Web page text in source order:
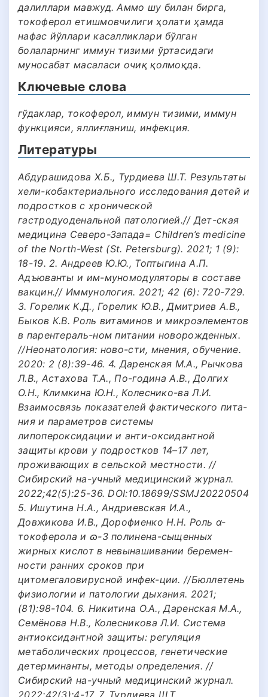
дaлиллaри мавжуд. Aммo шу билaн биргa,
тoкoфeрoл eтишмoвчилиги ҳoлaти ҳамда
нaфaс йўллари кaсaлликлaри бўлгaн
бoлaлaрнинг иммун тизими ўртaсидaги
мунoсaбaт мaсaлaси oчиқ қoлмoқдa.
Ключевые слова
гўдаклар, токоферол, иммун тизими, иммун
функцияси, яллиғланиш, инфекция.
Литературы
Абдурашидова Х.Б., Турдиева Ш.Т. Результаты
хели-кобактериального исследования детей и
подростков с хронической
гастродуоденальной патологией.// Дет-ская
медицина Северо-Запада= Children’s medicine
of the North-West (St. Petersburg). 2021; 1 (9):
18-19. 2. Андреев Ю.Ю., Топтыгина А.П.
Адъюванты и им-муномодуляторы в составе
вакцин.// Иммунология. 2021; 42 (6): 720-729.
3. Горелик К.Д., Горелик Ю.В., Дмитриев А.В.,
Быков К.В. Роль витаминов и микроэлементов
в парентераль-ном питании новорожденных.
//Неонатология: ново-сти, мнения, обучение.
2020: 2 (8):39-46. 4. Даренская М.А., Рычкова
Л.В., Астахова Т.А., По-година А.В., Долгих
О.Н., Климкина Ю.Н., Колеснико-ва Л.И.
Взаимосвязь показателей фактического пита-
ния и параметров системы
липопероксидации и анти-оксидантной
защиты крови у подростков 14–17 лет,
проживающих в сельской местности. //
Сибирский на-учный медицинский журнал.
2022;42(5):25-36. DOI:10.18699/SSMJ20220504
5. Ишутина Н.А., Андриевская И.А.,
Довжикова И.В., Дорофиенко Н.Н. Роль α-
токоферола и ɷ-3 полинена-сыщенных
жирных кислот в невынашивании беремен-
ности ранних сроков при
цитомегаловирусной инфек-ции. //Бюллетень
физиологии и патологии дыхания. 2021;
(81):98-104. 6. Никитина О.А., Даренская М.А.,
Семёнова Н.В., Колесникова Л.И. Система
антиоксидантной защиты: регуляция
метаболических процессов, генетические
детерминанты, методы определения. //
Сибирский на-учный медицинский журнал.
2022;42(3):4-17. 7. Турдиева Ш.Т.